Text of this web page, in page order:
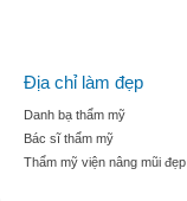
Địa chỉ làm đẹp
Danh bạ thẩm mỹ
Bác sĩ thẩm mỹ
Thẩm mỹ viện nâng mũi đẹp